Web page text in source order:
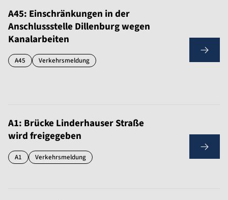
A45: Einschränkungen in der
Anschlussstelle Dillenburg wegen
Kanalarbeiten
A45 Verkehrsmeldung
A1: Brücke Linderhauser Straße
wird freigegeben
A1 Verkehrsmeldung